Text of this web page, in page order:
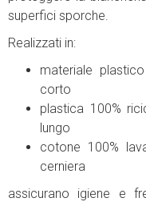
superfici sporche.
Realizzati in:
materiale
corto
plastica 100%
lungo
cotone 100%
cerniera
assicurano igiene e